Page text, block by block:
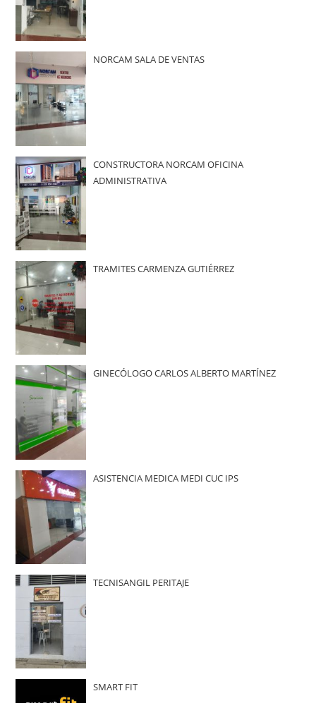
NORCAM SALA DE VENTAS
CONSTRUCTORA NORCAM OFICINA
ADMINISTRATIVA
TRAMITES CARMENZA GUTIÉRREZ
GINECÓLOGO CARLOS ALBERTO MARTÍNEZ
ASISTENCIA MEDICA MEDI CUC IPS
TECNISANGIL PERITAJE
SMART FIT